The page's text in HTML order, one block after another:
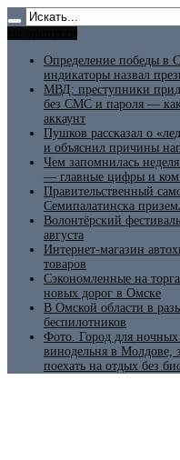
Определение победы в
индикаторы назвал
МВД: преступники
без СМС и пароля — как
аккаунт
Пушков рассказал о
и объяснил причины
Чем запомнилась
— главные цифры и
Правительственный
Семипалатинска
Волонтёрский
августа
Интернет-магазин
товаров
Сэкономленные на
новых дорог в Омске
В Омской области в
беспилотников
Фото. Город для
винодельня в Молдове,
поехать на отдых без